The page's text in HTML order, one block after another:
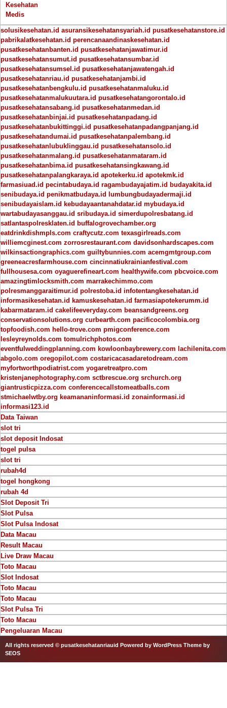
Kesehatan
Medis
solusikesehatan.id asuransikesehatansyariah.id pusatkesehatanstore.id
pabrikalatkesehatan.id perencanaandinaskesehatan.id
pusatkesehatanbanten.id pusatkesehatanjawatimur.id
pusatkesehatansumut.id pusatkesehatansumbar.id
pusatkesehatansumsel.id pusatkesehatanjawatengah.id
pusatkesehatanriau.id pusatkesehatanjambi.id
pusatkesehatanbengkulu.id pusatkesehatanmaluku.id
pusatkesehatanmalukuutara.id pusatkesehatangorontalo.id
pusatkesehatansabang.id pusatkesehatanmedan.id
pusatkesehatanbinjai.id pusatkesehatanpadang.id
pusatkesehatanbukittinggi.id pusatkesehatanpadangpanjang.id
pusatkesehatandumai.id pusatkesehatanpalembang.id
pusatkesehatanlubuklinggau.id pusatkesehatansolo.id
pusatkesehatanmalang.id pusatkesehatanmataram.id
pusatkesehatanbima.id pusatkesehatansingkawang.id
pusatkesehatanpalangkaraya.id apotekerku.id apotekmk.id
farmasiuad.id pecintabudaya.id ragambudayajatim.id budayakita.id
senibudaya.id penikmatbudaya.id lumbungbudayadermaji.id
senibudayaislam.id kebudayaantanahdatar.id mybudaya.id
wartabudayasanggau.id sribudaya.id simerdupolresbatang.id
satlantaspolresklaten.id buffalogrovechamber.org
eatdrinkdishmpls.com craftycutz.com texasgirlreads.com
williemcginest.com zorrosrestaurant.com davidsonhardscapes.com
wilkinsactiongraphics.com guiltybunnies.com acemgmtgroup.com
greeneacresfarmhouse.com cincinnatiukrainianfestival.com
fullhousesa.com oyaguerefineart.com healthywife.com pbcvoice.com
amazingtimlocksmith.com marrakechimmo.com
polresmanggaraitimur.id polrestoba.id infotentangkesehatan.id
informasikesehatan.id kamuskesehatan.id farmasiapotekerumm.id
kabarmataram.id cakelifeeveryday.com beansandgreens.org
conservationsolutions.org curbearth.com pacificocolombia.org
topfoodish.com hello-trove.com pmigconference.com
lesleyreynolds.com tomulrichphotos.com
eventfulweddingplanning.com kowloonbaybrewery.com lachilenita.com
abgolo.com oregopilot.com costaricacasadaretodream.com
myfortworthpodiatrist.com yogaretreatpro.com
kristenjanephotography.com sctbrescue.org srchurch.org
giantrusticpizza.com conferencecallstomeatballs.com
stmichaelwtby.org keamananinformasi.id zonainformasi.id
informasi123.id
Data Taiwan
slot tri
slot deposit Indosat
togel pulsa
slot tri
rubah4d
togel hongkong
rubah 4d
Slot Deposit Tri
Slot Pulsa
Slot Pulsa Indosat
Data Macau
Result Macau
Live Draw Macau
Toto Macau
Slot Indosat
Toto Macau
Toto Macau
Slot Pulsa Tri
Toto Macau
Pengeluaran Macau
All rights reserved © pusatkesehatanriauid Powered by WordPress Theme by
SEOS